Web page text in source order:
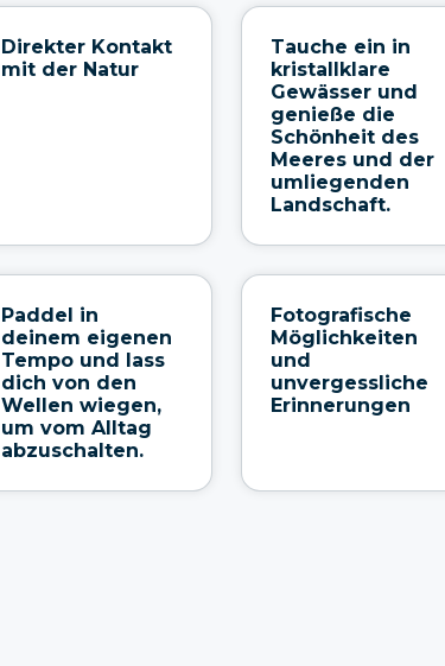
Direkter Kontakt
mit der Natur
Tauche ein in
kristallklare
Gewässer und
genieße die
Schönheit des
Meeres und der
umliegenden
Landschaft.
Paddel in
deinem eigenen
Tempo und lass
dich von den
Wellen wiegen,
um vom Alltag
abzuschalten.
Fotografische
Möglichkeiten
und
unvergessliche
Erinnerungen